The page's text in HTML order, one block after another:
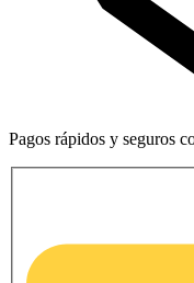
Pagos rápidos y seguros